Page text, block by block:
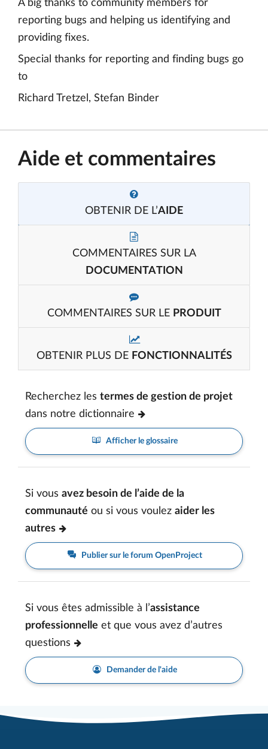
A big thanks to community members for
reporting bugs and helping us identifying and
providing fixes.
Special thanks for reporting and finding bugs go
to
Richard Tretzel, Stefan Binder
Aide et commentaires
OBTENIR DE L’AIDE
COMMENTAIRES SUR LA
DOCUMENTATION
COMMENTAIRES SUR LE PRODUIT
OBTENIR PLUS DE FONCTIONNALITÉS
Recherchez les termes de gestion de projet
dans notre dictionnaire
Afficher le glossaire
Si vous avez besoin de l’aide de la
communauté ou si vous voulez aider les
autres
Publier sur le forum OpenProject
Si vous êtes admissible à l’assistance
professionnelle et que vous avez d’autres
questions
Demander de l'aide